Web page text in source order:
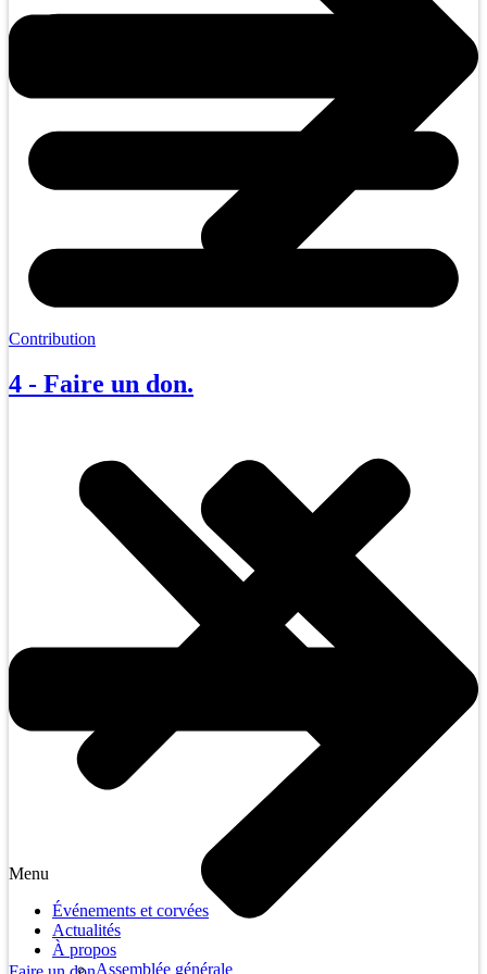
Menu
Événements et corvées
Actualités
À propos
Assemblée générale
Contribution
4 - Faire un don.